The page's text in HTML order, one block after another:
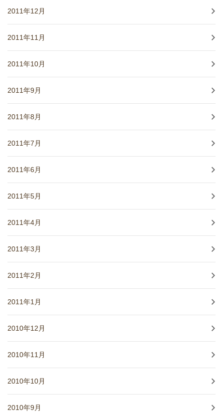
2011年12月
2011年11月
2011年10月
2011年9月
2011年8月
2011年7月
2011年6月
2011年5月
2011年4月
2011年3月
2011年2月
2011年1月
2010年12月
2010年11月
2010年10月
2010年9月